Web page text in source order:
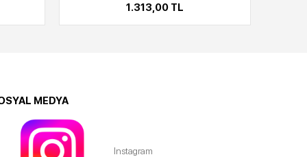
1.313,00 TL
MEDYA
Instagram